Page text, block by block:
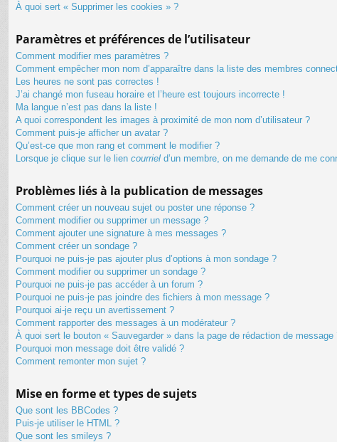
À quoi sert « Supprimer les cookies » ?
Paramètres et préférences de l’utilisateur
Comment modifier mes paramètres ?
Comment empêcher mon nom d’apparaître dans la liste des membres
Les heures ne sont pas correctes !
J’ai changé mon fuseau horaire et l’heure est toujours incorrecte !
Ma langue n’est pas dans la liste !
A quoi correspondent les images à proximité de mon nom d’utilisateur ?
Comment puis-je afficher un avatar ?
Qu’est-ce que mon rang et comment le modifier ?
Lorsque je clique sur le lien courriel d’un membre, on me demande de me
Problèmes liés à la publication de messages
Comment créer un nouveau sujet ou poster une réponse ?
Comment modifier ou supprimer un message ?
Comment ajouter une signature à mes messages ?
Comment créer un sondage ?
Pourquoi ne puis-je pas ajouter plus d’options à mon sondage ?
Comment modifier ou supprimer un sondage ?
Pourquoi ne puis-je pas accéder à un forum ?
Pourquoi ne puis-je pas joindre des fichiers à mon message ?
Pourquoi ai-je reçu un avertissement ?
Comment rapporter des messages à un modérateur ?
À quoi sert le bouton « Sauvegarder » dans la page de rédaction de message
Pourquoi mon message doit être validé ?
Comment remonter mon sujet ?
Mise en forme et types de sujets
Que sont les BBCodes ?
Puis-je utiliser le HTML ?
Que sont les smileys ?